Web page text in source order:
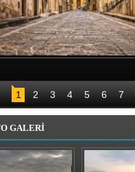
1 2 3 4 5 6 7
GALERİ